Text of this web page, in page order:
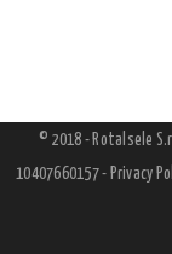
© 2018 - Rotalsele
10407660157 - Privacy